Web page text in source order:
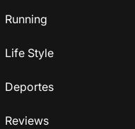
Running
Life Style
Deportes
Reviews